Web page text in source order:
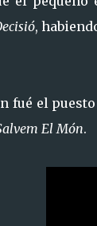
,
fué el
El Món.